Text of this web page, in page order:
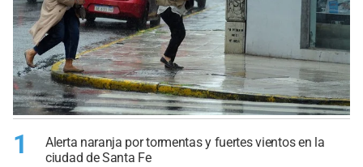
1
Alerta naranja por tormentas y fuertes vientos en la
ciudad de Santa Fe